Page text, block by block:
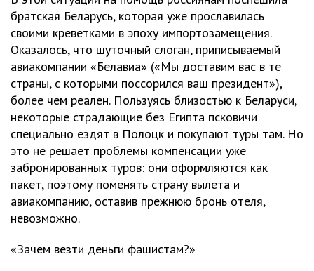
братская Беларусь, которая уже прославилась
своими креветками в эпоху импортозамещения.
Оказалось, что шуточный слоган, приписываемый
авиакомпании «Белавиа» («Мы доставим вас в те
страны, с которыми поссорился ваш президент»),
более чем реален. Пользуясь близостью к Беларуси,
некоторые страдающие без Египта псковичи
специально ездят в Полоцк и покупают туры там. Но
это не решает проблемы компенсации уже
забронированных туров: они оформляются как
пакет, поэтому поменять страну вылета и
авиакомпанию, оставив прежнюю бронь отеля,
невозможно.
«Зачем везти деньги фашистам?»